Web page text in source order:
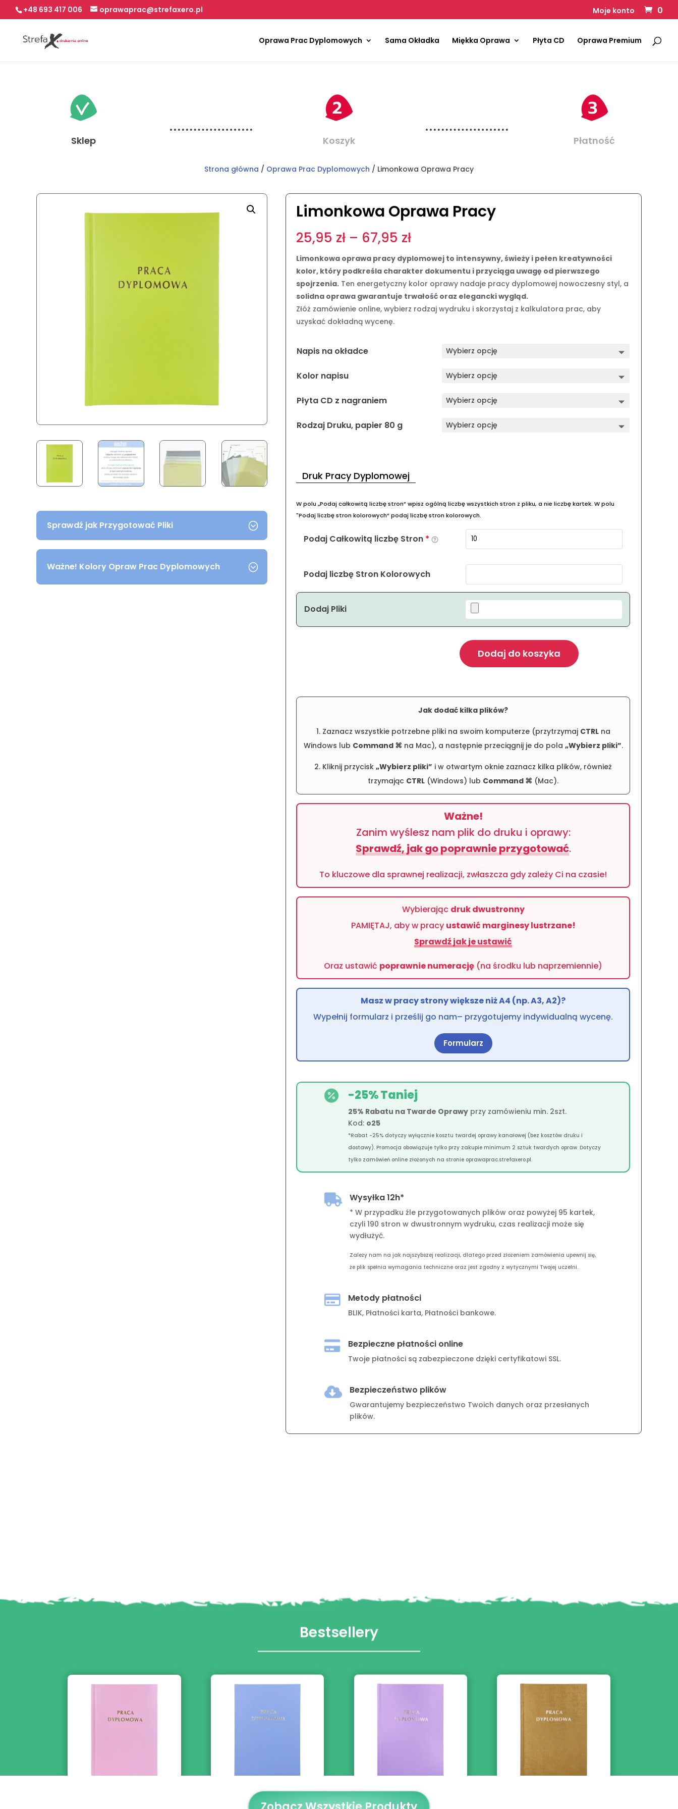
+48 693 417 006 oprawaprac@strefaxero.pl Moje konto 0
Oprawa Prac Dyplomowych Sama Okładka Miękka Oprawa Płyta CD Oprawa Premium
Sklep Koszyk Płatność
Strona główna / Oprawa Prac Dyplomowych / Limonkowa Oprawa Pracy
Sprawdź jak Przygotować Pliki
Ważne! Kolory Opraw Prac Dyplomowych
Limonkowa Oprawa Pracy
25,95 zł – 67,95 złZakres
od
25,95 zł
do
67,95 zł
Limonkowa oprawa pracy dyplomowej to intensywny, świeży i pełen kreatywności
kolor, który podkreśla charakter dokumentu i przyciąga uwagę od pierwszego
spojrzenia. Ten energetyczny kolor oprawy nadaje pracy dyplomowej nowoczesny styl, a
solidna oprawa gwarantuje trwałość oraz elegancki wygląd.
Złóż zamówienie online, wybierz rodzaj wydruku i skorzystaj z kalkulatora prac, aby
uzyskać dokładną wycenę.
Napis na okładce
Kolor napisu
Płyta CD z nagraniem
Rodzaj Druku, papier 80 g
Druk Pracy Dyplomowej
W polu „Podaj całkowitą liczbę stron” wpisz ogólną liczbę wszystkich stron z pliku, a nie liczbę kartek. W polu
"Podaj liczbę stron kolorowych” podaj liczbę stron kolorowych.
Podaj Całkowitą liczbę Stron *
Podaj liczbę Stron Kolorowych
Dodaj Pliki
Dodaj do koszyka
Jak dodać kilka plików?
1. Zaznacz wszystkie potrzebne pliki na swoim komputerze (przytrzymaj CTRLna
Windows lub Command ⌘ na Mac), a następnie przeciągnij je do pola „Wybierz pliki”.
2. Kliknij przycisk„Wybierz pliki” i w otwartym oknie zaznacz kilka plików, również
trzymając CTRL (Windows) lub Command ⌘ (Mac).
Ważne!
Zanim wyślesz nam plik do druku i oprawy:
Sprawdź, jak go poprawnie przygotować.
To kluczowe dla sprawnej realizacji, zwłaszcza gdy zależy Ci na czasie!
Wybierając druk dwustronny
PAMIĘTAJ, aby w pracy ustawić marginesy lustrzane!
Sprawdź jak je ustawić
Oraz ustawić poprawnie numerację (na środku lub naprzemiennie)
Masz w pracy strony większe niż A4 (np. A3, A2)?
Wypełnij formularz i prześlij go nam– przygotujemy indywidualną wycenę.
Formularz
 -25% Taniej
25% Rabatu na Twarde Oprawy przy zamówieniu min. 2szt.
Kod: o25
*Rabat -25% dotyczy wyłącznie kosztu twardej oprawy kanałowej (bez kosztów druku i
dostawy). Promocja obowiązuje tylko przy zakupie minimum 2 sztuk twardych opraw. Dotyczy
tylko zamówień online złożonych na stronie oprawaprac.strefaxero.pl.
 Wysyłka 12h*
* W przypadku źle przygotowanych plików oraz powyżej 95 kartek,
czyli 190 stron w dwustronnym wydruku, czas realizacji może się
wydłużyć.
Zależy nam na jak najszybszej realizacji, dlatego przed złożeniem zamówienia upewnij się,
że plik spełnia wymagania techniczne oraz jest zgodny z wytycznymi Twojej uczelni.
 Metody płatności
BLIK, Płatności karta, Płatności bankowe.
 Bezpieczne płatności online
Twoje płatności są zabezpieczone dzięki certyfikatowi SSL.
 Bezpieczeństwo plików
Gwarantujemy bezpieczeństwo Twoich danych oraz przesłanych
plików.
Różowa Oprawa Pracy
Dyplomowej
Jasnoniebieska Oprawa
Pracy Dyplomowej
Lawendowa Oprawa Pracy Złota Oprawa Pracy